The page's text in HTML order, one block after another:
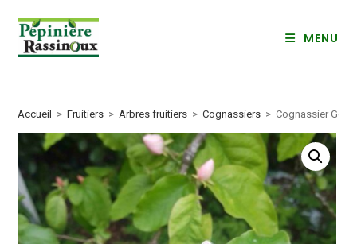
content
MENU
Accueil > Fruitiers > Arbres fruitiers > Cognassiers > Cognassier